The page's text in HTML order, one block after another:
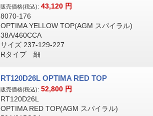
販売価格(税込): 43,120 円
8070-176
OPTIMA YELLOW TOP(AGM スパイラル)
38A/460CCA
サイズ 237-129-227
Rタイプ 細
RT120D26L OPTIMA RED TOP
販売価格(税込): 52,800 円
RT120D26L
OPTIMA RED TOP(AGM スパイラル)